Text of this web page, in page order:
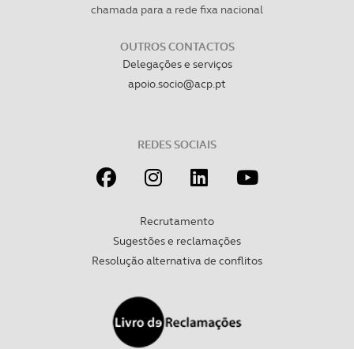
chamada para a rede fixa nacional
OUTROS CONTACTOS
Delegações e serviços
apoio.socio@acp.pt
REDES SOCIAIS
Recrutamento
Sugestões e reclamações
Resolução alternativa de conflitos